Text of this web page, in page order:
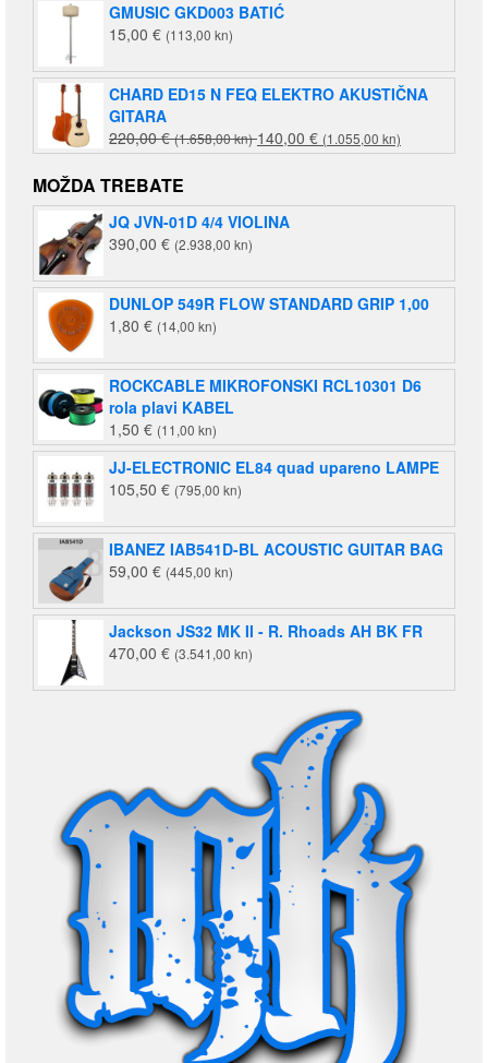
GMUSIC GKD003 BATIĆ
15,00 € (113,00 kn)
CHARD ED15 N FEQ ELEKTRO AKUSTIČNA
GITARA
220,00€ (1.658,00 kn)Izvorna
cijena
je:
220,00 €
140,00 € (1.055,00 kn)
cijena
140,00 €
MOŽDA TREBATE
JQ JVN-01D 4/4 VIOLINA
390,00 € (2.938,00 kn)
DUNLOP 549R FLOW STANDARD GRIP 1,00
1,80 € (14,00 kn)
ROCKCABLE MIKROFONSKI RCL10301 D6
rola plavi KABEL
1,50 € (11,00 kn)
JJ-ELECTRONIC EL84 quad upareno LAMPE
105,50 € (795,00 kn)
IBANEZ IAB541D-BL ACOUSTIC GUITAR BAG
59,00 € (445,00 kn)
Jackson JS32 MK II - R. Rhoads AH BK FR
470,00 € (3.541,00 kn)